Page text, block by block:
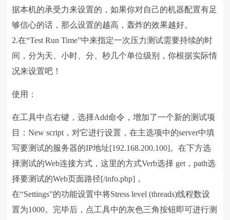
据本机的承受力来设置的，如果你对自己的机器配置有足
够信心的话，那么设置的越高，轰炸的效果越好。
2.在“Test Run Time”中来指定一次压力测试需要持续的时
间，分为天、小时、分、秒几个单位级别，你根据实际情
况来设置吧！
使用：
在工具中点右键，选择Add命令，增加了一个新的测试项
目：New script，对它进行设置，在主选项中的server中填
写要测试的服务器的IP地址[192.168.200.100]。在下方选
择测试的Web连接方式，这里的方式Verb选择 get，path选
择要测试的Web页面路径[/info.php]，
在“Settings”的功能设置中将Stress level (threads)线程数设
置为1000。完毕后，点工具中的灰色三角按钮即可进行测